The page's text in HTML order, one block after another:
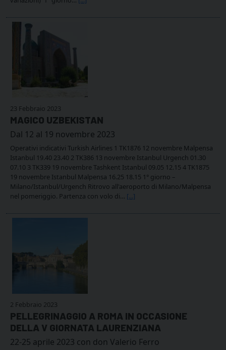
23 Febbraio 2023
MAGICO UZBEKISTAN
Dal 12 al 19 novembre 2023
Operativi indicativi Turkish Airlines 1 TK1876 12 novembre Malpensa
Istanbul 19.40 23.40 2 TK386 13 novembre Istanbul Urgench 01.30
07.10 3 TK339 19 novembre Tashkent Istanbul 09.05 12.15 4 TK1875
19 novembre Istanbul Malpensa 16.25 18.15 1° giorno –
Milano/Istanbul/Urgench Ritrovo all'aeroporto di Milano/Malpensa
nel pomeriggio. Partenza con volo di… [...]
2 Febbraio 2023
PELLEGRINAGGIO A ROMA IN OCCASIONE
DELLA V GIORNATA LAURENZIANA
22-25 aprile 2023 con don Valerio Ferro